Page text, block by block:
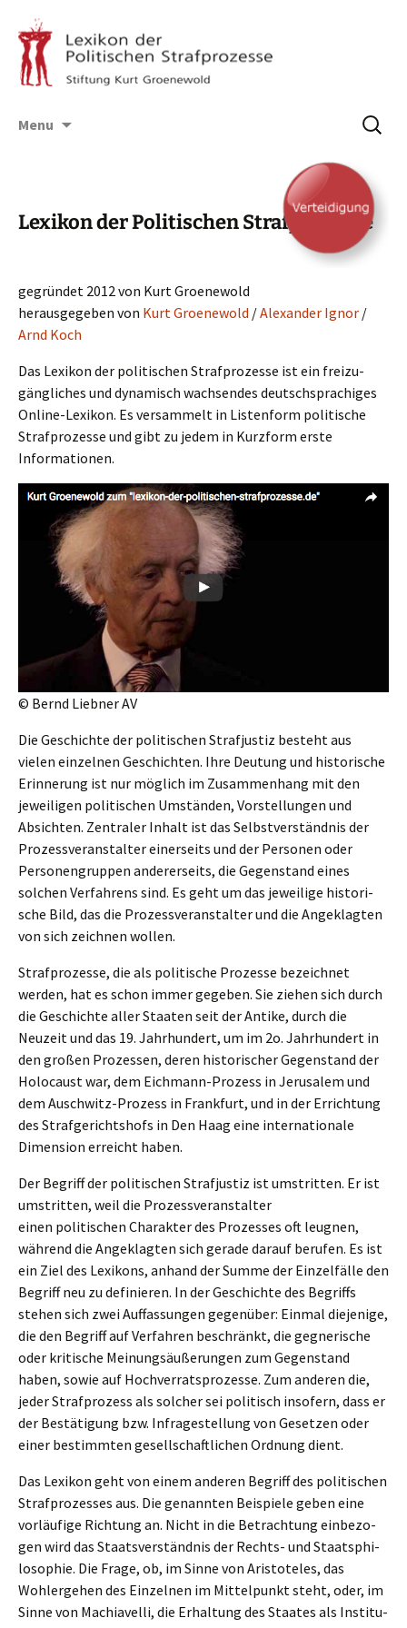
Menu
Suchen
nach:
Lexikon der Politischen Strafprozesse
gegrün­det 2012 von Kurt Groenewold
heraus­ge­ge­ben von Kurt Groene­wold /Alexan­der Ignor /
Arnd Koch
Das Lexikon der politi­schen Straf­pro­zes­se ist ein freizu­
gäng­li­ches und dynamisch wachsen­des deutsch­spra­chi­ges
Online-Lexikon. Es versam­melt in Listen­form politi­sche
Straf­pro­zes­se und gibt zu jedem in Kurzform erste
Informationen.
© Bernd Liebner AV
Die Geschich­te der politi­schen Straf­jus­tiz besteht aus
vielen einzel­nen Geschich­ten. Ihre Deutung und histo­ri­sche
Erinne­rung ist nur möglich im Zusam­men­hang mit den
jewei­li­gen politi­schen Umstän­den, Vorstel­lun­gen und
Absich­ten. Zentra­ler Inhalt ist das Selbst­ver­ständ­nis der
Prozess­veranstalter einer­seits und der Perso­nen oder
Perso­nen­grup­pen anderer­seits, die Gegen­stand eines
solchen Verfah­rens sind. Es geht um das jewei­li­ge histo­ri­
sche Bild, das die Prozess­ver­an­stal­ter und die Angeklag­ten
von sich zeich­nen wollen.
Straf­pro­zes­se, die als politi­sche Prozes­se bezeich­net
werden, hat es schon immer gegeben. Sie ziehen sich durch
die Geschich­te aller Staaten seit der Antike, durch die
Neuzeit und das 19. Jahrhun­dert, um im 2o. Jahrhun­dert in
den großen Prozes­sen, deren histo­ri­scher Gegen­stand der
Holocaust war, dem Eichmann-Prozess in Jerusa­lem und
dem Ausch­witz-Prozess in Frank­furt, und in der Errich­tung
des Straf­ge­richts­hofs in Den Haag eine inter­na­tio­na­le
Dimen­si­on erreicht haben.
Der Begriff der politi­schen Straf­jus­tiz ist umstrit­ten. Er ist
umstrit­ten, weil die Prozessveranstalter
einen politi­schen Charak­ter des Prozes­ses oft leugnen,
während die Angeklag­ten sich gerade darauf berufen. Es ist
ein Ziel des Lexikons, anhand der Summe der Einzel­fäl­le den
Begriff neu zu definie­ren. In der Geschich­te des Begriffs
stehen sich zwei Auffas­sun­gen gegen­über: Einmal dieje­ni­ge,
die den Begriff auf Verfah­ren beschränkt, die gegne­ri­sche
oder kriti­sche Meinungs­äu­ße­run­gen zum Gegen­stand
haben, sowie auf Hochver­rats­pro­zes­se. Zum anderen die,
jeder Straf­pro­zess als solcher sei politisch insofern, dass er
der Bestä­ti­gung bzw. Infra­ge­stel­lung von Geset­zen oder
einer bestimm­ten gesell­schaft­li­chen Ordnung dient.
Das Lexikon geht von einem anderen Begriff des politi­schen
Straf­pro­zes­ses aus. Die genann­ten Beispie­le geben eine
vorläu­fi­ge Richtung an. Nicht in die Betrach­tung einbe­zo­
gen wird das Staats­ver­ständ­nis der Rechts- und Staats­phi­
lo­so­phie. Die Frage, ob, im Sinne von Aristo­te­les, das
Wohlerge­hen des Einzel­nen im Mittel­punkt steht, oder, im
Sinne von Machia­vel­li, die Erhal­tung des Staates als Insti­tu­